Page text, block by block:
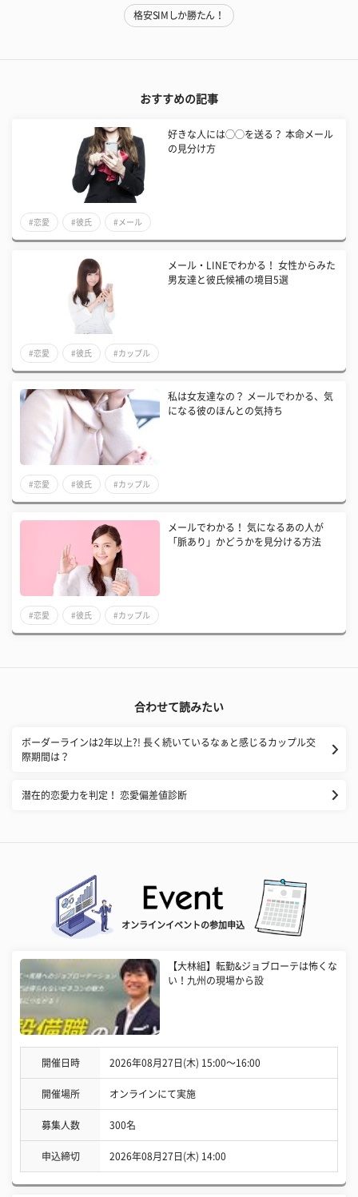
格安SIMしか勝たん！
おすすめの記事
好きな人には◯◯を送る？ 本命メール
の見分け方
#恋愛 #彼氏 #メール
メール・LINEでわかる！ 女性からみた
男友達と彼氏候補の境目5選
#恋愛 #彼氏 #カップル
私は女友達なの？ メールでわかる、気
になる彼のほんとの気持ち
#恋愛 #彼氏 #カップル
メールでわかる！ 気になるあの人が
「脈あり」かどうかを見分ける方法
#恋愛 #彼氏 #カップル
合わせて読みたい
​ボーダーラインは2年以上?! 長く続いているなぁと感じるカップル交
際期間は？
潜在的恋愛力を判定！ 恋愛偏差値診断
オンラインイベントの参加申込
【大林組】転勤&ジョブローテは怖くな
い！九州の現場から設
開催日時 2026年08月27日(木) 15:00〜16:00
開催場所 オンラインにて実施
募集人数 300名
申込締切 2026年08月27日(木) 14:00